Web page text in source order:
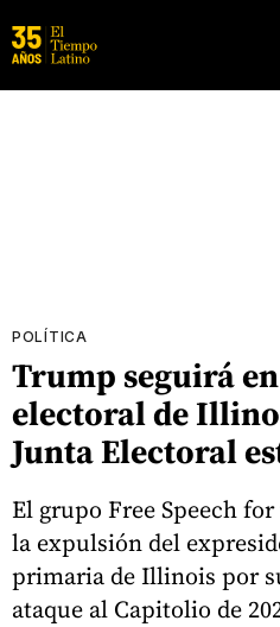
POLÍTICA
Trump seguirá
electoral de
Junta Electoral
El grupo Free Speech
la expulsión del
primaria de Illinois por
ataque al Capitolio de